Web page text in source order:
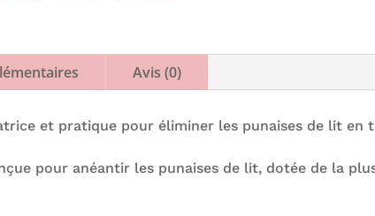
Avis (0)
et pratique pour éliminer les punaises de lit en
pour anéantir les punaises de lit, dotée de la